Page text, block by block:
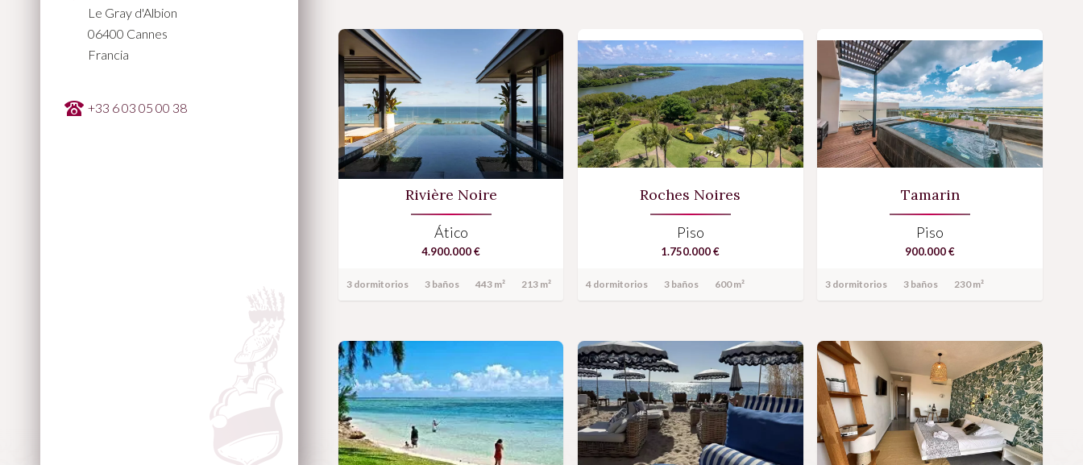
Le Gray d'Albion
06400 Cannes
Francia
+33 6 03 05 00 38
Rivière Noire
Ático
4.900.000 €
3 dormitorios 3 baños 443 m² 213 m²
Roches Noires
Piso
1.750.000 €
4 dormitorios 3 baños 600 m²
Tamarin
Piso
900.000 €
3 dormitorios 3 baños 230 m²